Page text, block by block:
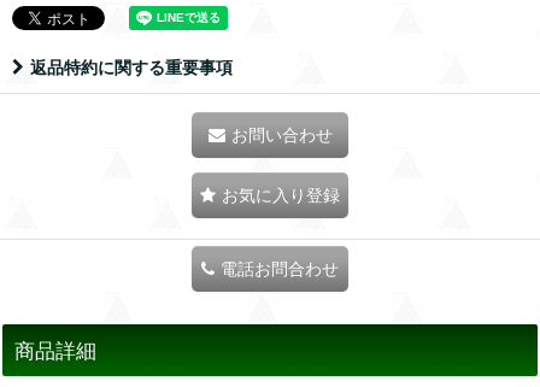
返品特約に関する重要事項
お問い合わせ
お気に入り登録
電話お問合わせ
商品詳細